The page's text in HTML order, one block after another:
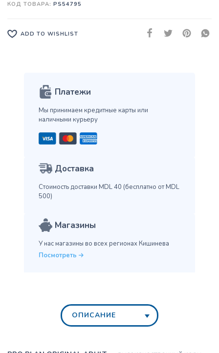
КОД ТОВАРА: PS54795
ADD TO WISHLIST
Платежи
Мы принимаем кредитные карты или
наличными курьеру
Доставка
Стоимость доставки MDL 40 (бесплатно от MDL
500)
Магазины
У нас магазины во всех регионах Кишинева
Посмотреть
ОПИСАНИЕ